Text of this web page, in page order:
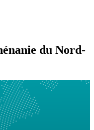
du Nord-